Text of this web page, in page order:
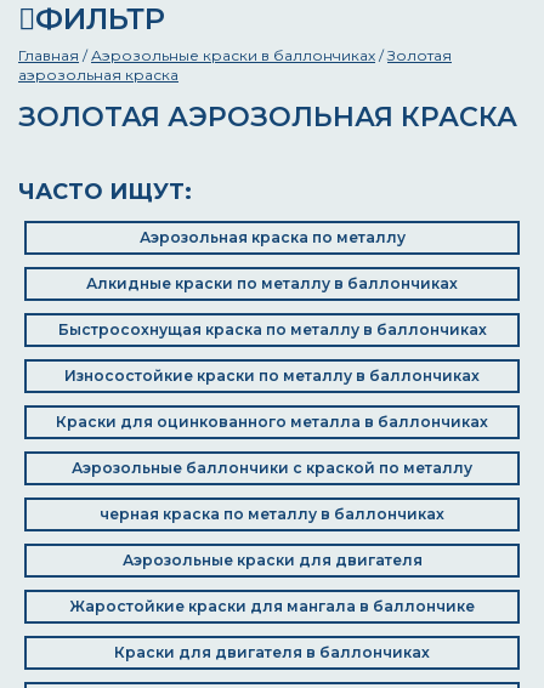
ФИЛЬТР
Главная /Аэрозольные краски в баллончиках /Золотая
аэрозольная краска
ЗОЛОТАЯ АЭРОЗОЛЬНАЯ КРАСКА
ЧАСТО ИЩУТ:
Аэрозольная краска по металлу
Алкидные краски по металлу в баллончиках
Быстросохнущая краска по металлу в баллончиках
Износостойкие краски по металлу в баллончиках
Краски для оцинкованного металла в баллончиках
Аэрозольные баллончики с краской по металлу
черная краска по металлу в баллончиках
Аэрозольные краски для двигателя
Жаростойкие краски для мангала в баллончике
Краски для двигателя в баллончиках